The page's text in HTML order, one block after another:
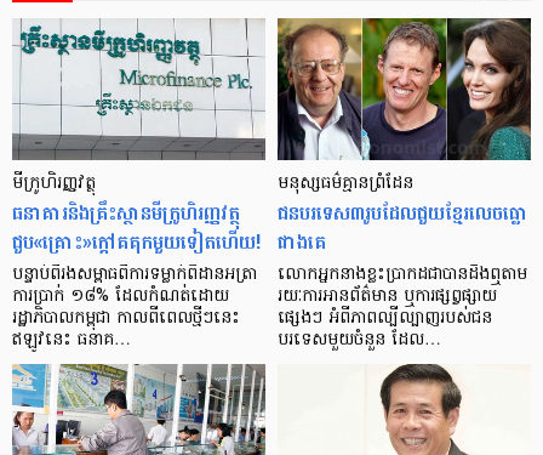
មីក្រូ​ហិរញ្ញវត្ថុ
ធនាគារ​និង​គ្រឹះស្ថាន​មីក្រូ​ហិរញ្ញវត្ថុ​
ជួប«គ្រោះ»ក្តៅ​គគុក​មួយ​ទៀត​ហើយ!
បន្ទាប់​ពី​រង​សម្ពាធ​​ពី​ការ​ទម្លាក់​ពិដាន​អត្រា​
ការ​ប្រាក់ ១៨​% ដែល​កំណត់​ដោយ​
រដ្ឋាភិបាល​កម្ពុជា កាល​ពី​ពេល​ថ្មីៗ​នេះ
ឥឡូវ​នេះ ធនាគ…
មនុស្ស​ធម៌​គ្មាន​ព្រំដែន
ជន​បរទេស​៣​រូប​ដែល​ជួយ​ខ្មែរ​លេច​ធ្លោ​
ជាង​គេ
លោកអ្នក​នាង​ខ្លះ​ប្រាកដ​ជា​បាន​​ដឹង​ឮ​តាម​
រយៈ​ការ​អាន​ព័ត៌មាន ឬ​ការ​ផ្សព្វផ្សាយ​
ផ្សេងៗ អំពី​ភាព​ល្បីល្បាញ​របស់​ជន​
បរទេស​មួយ​ចំនួន ដែល…